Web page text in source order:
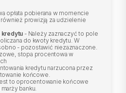
opłata pobierana w momencie
prowizją za udzielenie
kredytu - Należy zaznaczyć to pole
do kwoty kredytu. W
- pozostawić niezaznaczone.
stopa procentowa w
kredytu narzucona przez
końcowe.
to oprocentowanie końcowe
banku.